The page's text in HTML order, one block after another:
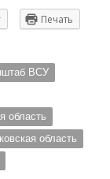
Печать
ВСУ
область
область